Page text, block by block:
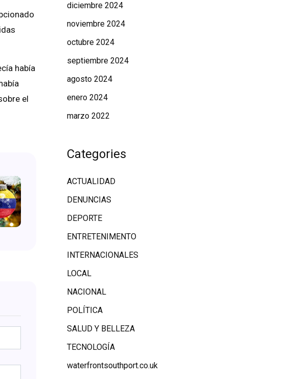
había
el
diciembre 2024
noviembre 2024
octubre 2024
septiembre 2024
agosto 2024
enero 2024
marzo 2022
Categories
ACTUALIDAD
DENUNCIAS
DEPORTE
ENTRETENIMENTO
INTERNACIONALES
LOCAL
NACIONAL
POLÍTICA
SALUD Y BELLEZA
TECNOLOGÍA
waterfrontsouthport.co.uk